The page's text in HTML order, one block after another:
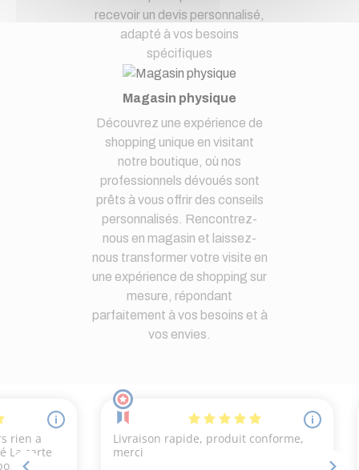
recevoir un devis personnalisé,
adapté à vos besoins
spécifiques
Magasin physique
Découvrez une expérience de
shopping unique en visitant
notre boutique, où nos
professionnels dévoués sont
prêts à vous offrir des conseils
personnalisés. Rencontrez-
nous en magasin et laissez-
nous transformer votre visite en
une expérience de shopping sur
mesure, répondant
parfaitement à vos besoins et à
vos envies.